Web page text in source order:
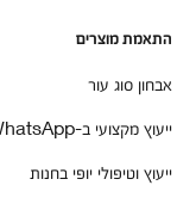
התאמת מוצרים
אבחון סוג עור
ייעוץ מקצועי ב-WhatsApp
ייעוץ וטיפולי יופי בחנות